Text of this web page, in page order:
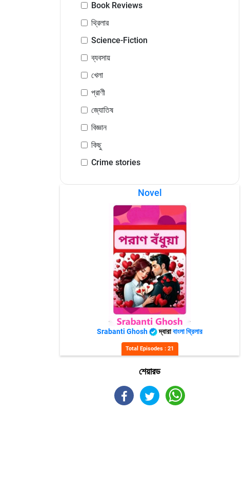
Book Reviews
থ্রিলার
Science-Fiction
ব্যবসায়
খেলা
প্রাণী
জ্যোতিষ
বিজ্ঞান
কিছু
Crime stories
Novel
Srabanti Ghosh দ্বারাবাংলা থ্রিলার
Total Episodes : 21
শেয়ারড